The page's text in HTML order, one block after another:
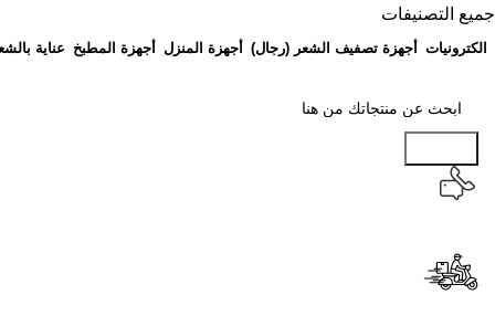
جميع التصنيفات
الكترونيات أجهزة تصفيف الشعر (رجال) أجهزة المنزل أجهزة المطبخ عناية